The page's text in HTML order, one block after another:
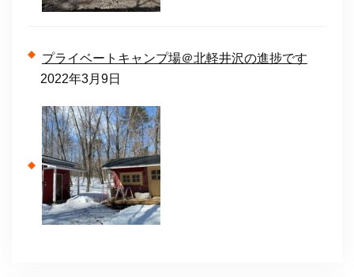
プライベートキャンプ場＠北軽井沢の進捗です
2022年3月9日